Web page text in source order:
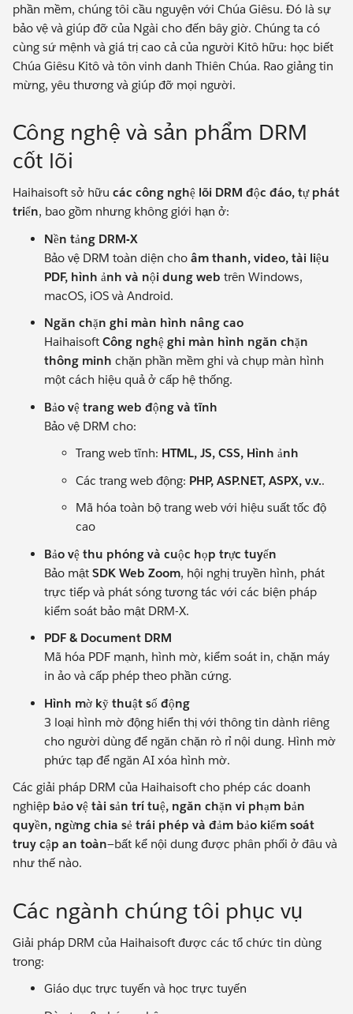
phần mềm, chúng tôi cầu nguyện với Chúa Giêsu. Đó là sự
bảo vệ và giúp đỡ của Ngài cho đến bây giờ. Chúng ta có
cùng sứ mệnh và giá trị cao cả của người Kitô hữu: học biết
Chúa Giêsu Kitô và tôn vinh danh Thiên Chúa. Rao giảng tin
mừng, yêu thương và giúp đỡ mọi người.
Công nghệ và sản phẩm DRM
cốt lõi
Haihaisoft sở hữu các công nghệ lõi DRM độc đáo, tự phát
triển, bao gồm nhưng không giới hạn ở:
Nền tảng DRM-X
Bảo vệ DRM toàn diện cho âm thanh, video, tài liệu
PDF, hình ảnh và nội dung web trên Windows,
macOS, iOS và Android.
Ngăn chặn ghi màn hình nâng cao
Haihaisoft Công nghệ ghi màn hình ngăn chặn
thông minh chặn phần mềm ghi và chụp màn hình
một cách hiệu quả ở cấp hệ thống.
Bảo vệ trang web động và tĩnh
Bảo vệ DRM cho:
Trang web tĩnh: HTML, JS, CSS, Hình ảnh
Các trang web động: PHP, ASP.NET, ASPX, v.v..
Mã hóa toàn bộ trang web với hiệu suất tốc độ
cao
Bảo vệ thu phóng và cuộc họp trực tuyến
Bảo mật SDK Web Zoom, hội nghị truyền hình, phát
trực tiếp và phát sóng tương tác với các biện pháp
kiểm soát bảo mật DRM-X.
PDF & Document DRM
Mã hóa PDF mạnh, hình mờ, kiểm soát in, chặn máy
in ảo và cấp phép theo phần cứng.
Hình mờ kỹ thuật số động
3 loại hình mờ động hiển thị với thông tin dành riêng
cho người dùng để ngăn chặn rò rỉ nội dung. Hình mờ
phức tạp để ngăn AI xóa hình mờ.
Các giải pháp DRM của Haihaisoft cho phép các doanh
nghiệp bảo vệ tài sản trí tuệ, ngăn chặn vi phạm bản
quyền, ngừng chia sẻ trái phép và đảm bảo kiểm soát
truy cập an toàn—bất kể nội dung được phân phối ở đâu và
như thế nào.
Các ngành chúng tôi phục vụ
Giải pháp DRM của Haihaisoft được các tổ chức tin dùng
trong:
Giáo dục trực tuyến và học trực tuyến